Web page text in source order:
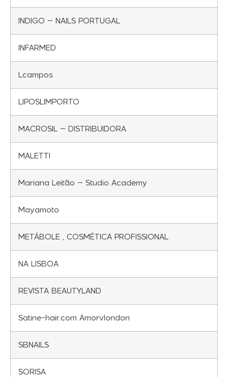
INDIGO – NAILS PORTUGAL
INFARMED
Lcampos
LIPOSLIMPORTO
MACROSIL – DISTRIBUIDORA
MALETTI
Mariana Leitão – Studio Academy
Mayamoto
METÁBOLE , COSMÉTICA PROFISSIONAL
NA LISBOA
REVISTA BEAUTYLAND
Satine-hair.com Amorvlondon
SBNAILS
SORISA